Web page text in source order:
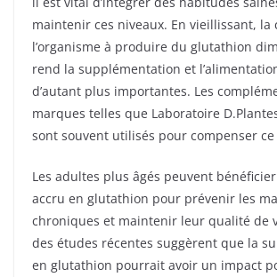
maintenir ces niveaux. En vieillissant, la
l’organisme à produire du glutathion
rend la supplémentation et
d’autant plus importantes. Les
marques telles que Laboratoire
sont souvent utilisés pour compenser
Les adultes plus âgés peuvent
accru en glutathion pour prévenir les
chroniques et maintenir leur qualité de
des études récentes suggèrent que la
en glutathion pourrait avoir un impact